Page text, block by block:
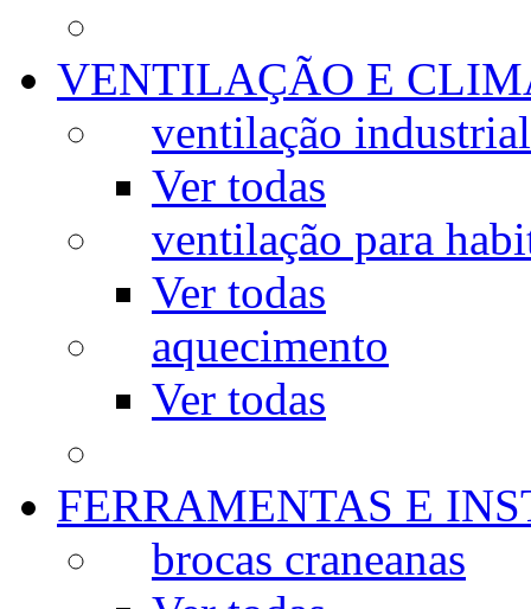
VENTILAÇÃO E
ventilação industrial
Ver todas
ventilação para
Ver todas
aquecimento
Ver todas
FERRAMENTAS E
brocas craneanas